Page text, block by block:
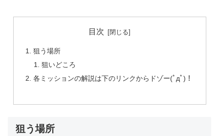
目次
狙う場所
狙いどころ
各ミッションの解説は下のリンクからドゾー(ﾟдﾟ)！
狙う場所